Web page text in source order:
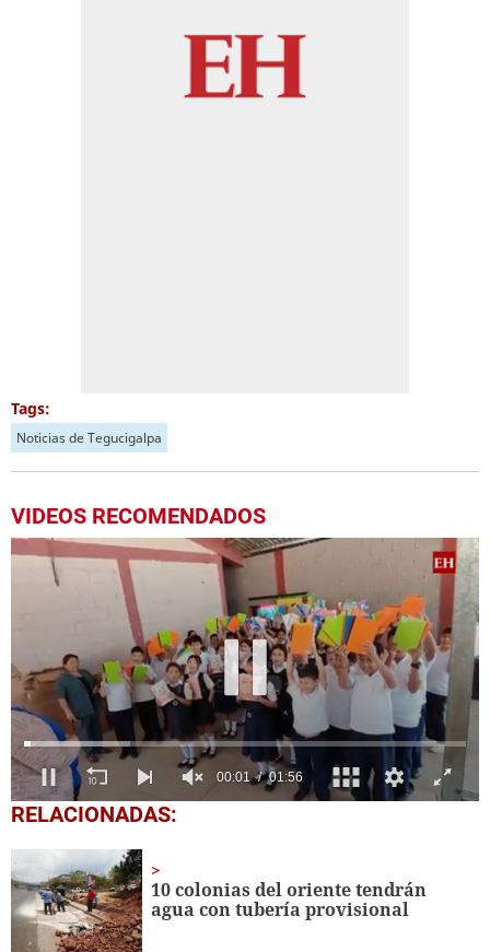
Tags:
Noticias de Tegucigalpa
VIDEOS RECOMENDADOS
0
of
minute,
56
seconds
RELACIONADAS:
10 colonias del oriente tendrán
agua con tubería provisional